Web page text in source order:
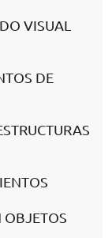
VISUAL
DE
OBJETOS